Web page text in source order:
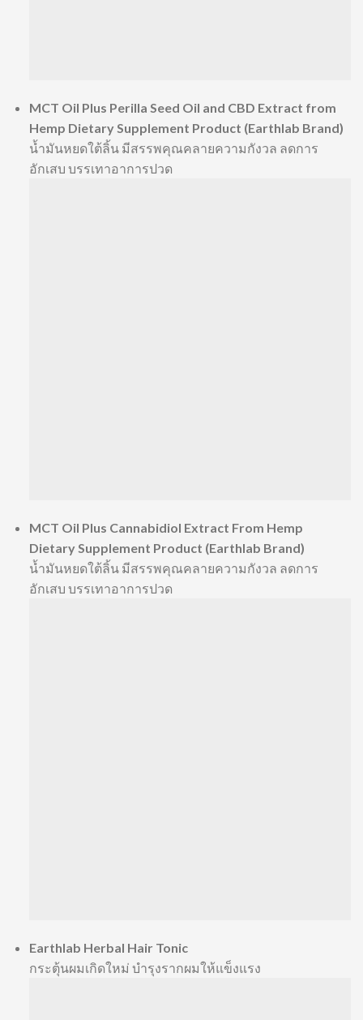
MCT Oil Plus Perilla Seed Oil and CBD Extract from
Hemp Dietary Supplement Product (Earthlab Brand)
น้ำมันหยดใต้ลิ้น มีสรรพคุณคลายความกังวล ลดการ
อักเสบ บรรเทาอาการปวด
MCT Oil Plus Cannabidiol Extract From Hemp
Dietary Supplement Product (Earthlab Brand)
น้ำมันหยดใต้ลิ้น มีสรรพคุณคลายความกังวล ลดการ
อักเสบ บรรเทาอาการปวด
Earthlab Herbal Hair Tonic
กระตุ้นผมเกิดใหม่ บำรุงรากผมให้แข็งแรง